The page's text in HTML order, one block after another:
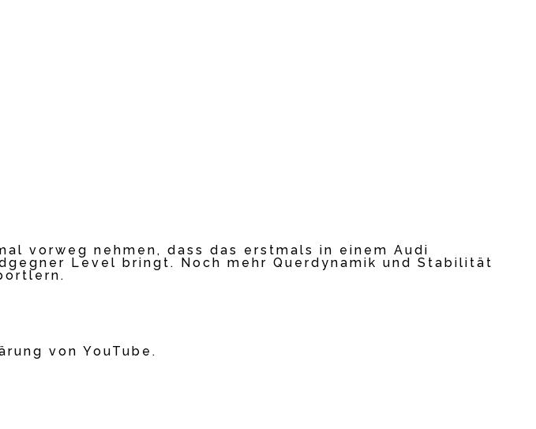
vorweg nehmen, dass das erstmals in einem Audi
Level bringt. Noch mehr Querdynamik und Stabilität
von YouTube.